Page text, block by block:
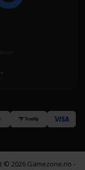
© 2026 Gamezone.no -